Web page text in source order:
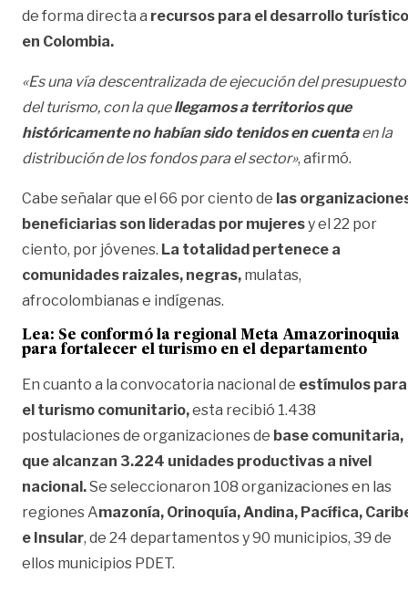
de forma directa a recursos para el desarrollo turístico
en Colombia.
«Es una vía descentralizada de ejecución del presupuesto
del turismo, con la quellegamos a territorios que
históricamente no habían sido tenidos en cuentaen la
distribución de los fondos para el sector», afirmó.
Cabe señalar que el 66 por ciento de las
beneficiarias son lideradas por mujeresy el 22 por
ciento, por jóvenes. La totalidad pertenece a
comunidades raizales, negras, mulatas,
afrocolombianas e indígenas.
Lea: Se conformó la regional Meta Amazorinoquia
para fortalecer el turismo en el departamento
En cuanto a la convocatoria nacional de estímulos para
el turismo comunitario,esta recibió 1.438
postulaciones de organizaciones de base comunitaria,
que alcanzan 3.224 unidades productivas a nivel
nacional.Se seleccionaron 108 organizaciones en las
regiones Amazonía, Orinoquía, Andina, Pacífica,
e Insular, de 24 departamentos y 90 municipios, 39 de
ellos municipios PDET.